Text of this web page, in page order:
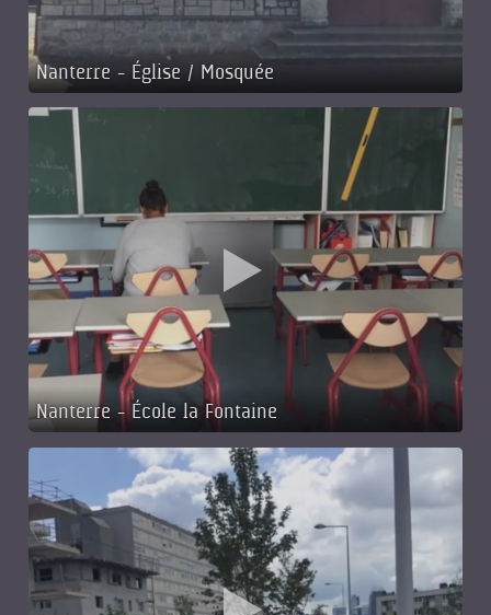
Nanterre - Église / Mosquée
Nanterre - École la Fontaine